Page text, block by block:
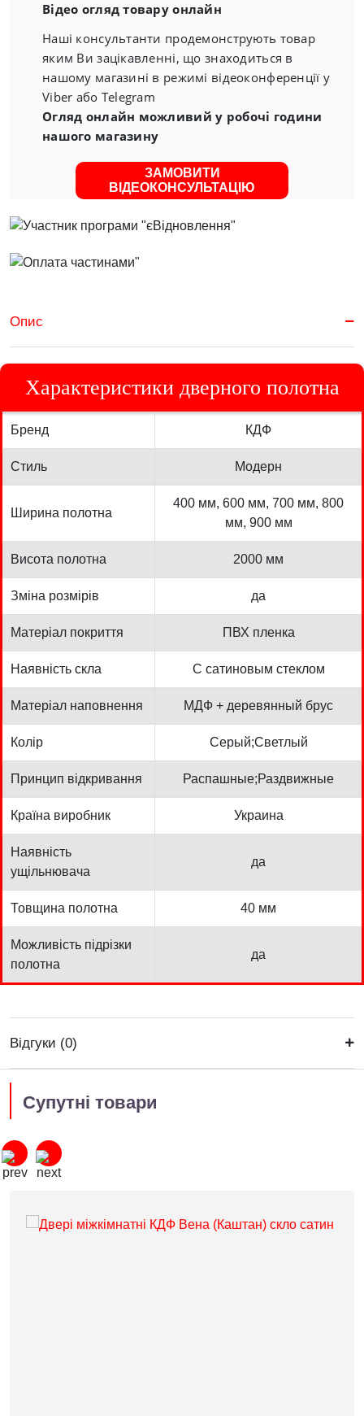
Відео огляд товару онлайн
Наші консультанти продемонструють товар
яким Ви зацікавленні, що знаходиться в
нашому магазині в режимі відеоконференції у
Viber або Telegram
Огляд онлайн можливий у робочі години
нашого магазину
ЗАМОВИТИ
ВІДЕОКОНСУЛЬТАЦІЮ
Опис
Характеристики дверного полотна
Бренд КДФ
Стиль Модерн
Ширина полотна
400 мм, 600 мм, 700 мм, 800
мм, 900 мм
Висота полотна 2000 мм
Зміна розмірів да
Матеріал покриття ПВХ пленка
Наявність скла С сатиновым стеклом
Матеріал наповнення МДФ + деревянный брус
Колір Серый;Светлый
Принцип відкривання Распашные;Раздвижные
Країна виробник Украина
Наявність
ущільнювача
да
Товщина полотна 40 мм
Можливість підрізки
полотна
да
Відгуки (0)
Супутні товари